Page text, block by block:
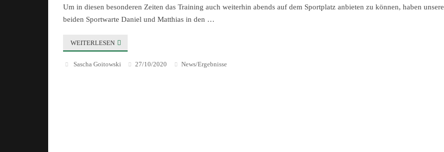
Um in diesen besonderen Zeiten das Training auch weiterhin abends auf dem Sportplatz anbieten zu können, haben unsere
beiden Sportwarte Daniel und Matthias in den …
WEITERLESEN
Sascha Goitowski 27/10/2020 News/Ergebnisse